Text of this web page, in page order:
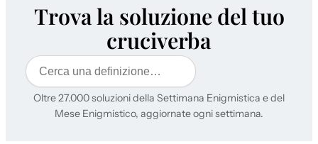
Trova la soluzione del tuo
cruciverba
Cerca
Oltre 27.000 soluzioni della Settimana Enigmistica e del
Mese Enigmistico, aggiornate ogni settimana.